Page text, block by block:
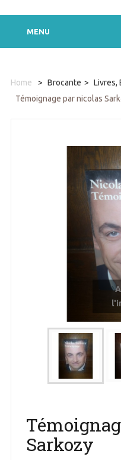
MENU
Home > Brocante > Livres,
Témoignage par nicolas
Sarkozy